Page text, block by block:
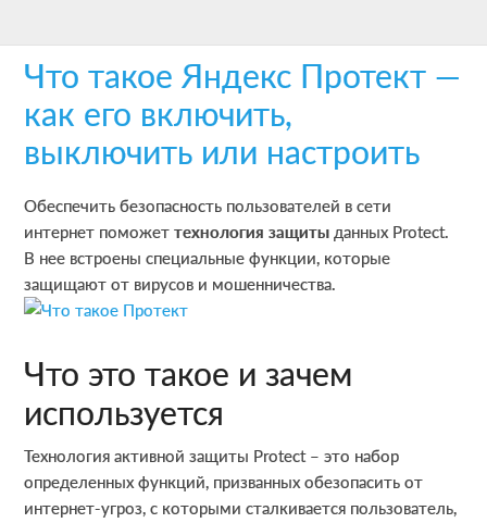
main
content
primary
sidebar
footer
Что такое Яндекс Протект —
как его включить,
выключить или настроить
Обеспечить безопасность пользователей в сети
интернет поможеттехнология защиты данных Protect.
В нее встроены специальные функции, которые
защищают от вирусов и мошенничества.
Что это такое и зачем
используется
Технология активной защиты Protect – это набор
определенных функций, призванных обезопасить от
интернет-угроз, с которыми сталкивается пользователь,